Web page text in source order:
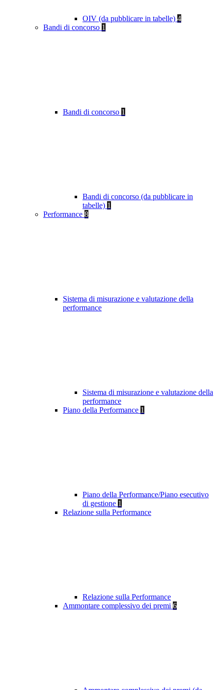
OIV (da pubblicare in tabelle) 4
Bandi di concorso 1
Bandi di concorso 1
Bandi di concorso (da pubblicare in
tabelle) 1
Performance 8
Sistema di misurazione e valutazione della
performance
Sistema di misurazione e valutazione della
performance
Piano della Performance 1
Piano della Performance/Piano esecutivo
di gestione 1
Relazione sulla Performance
Relazione sulla Performance
Ammontare complessivo dei premi 6